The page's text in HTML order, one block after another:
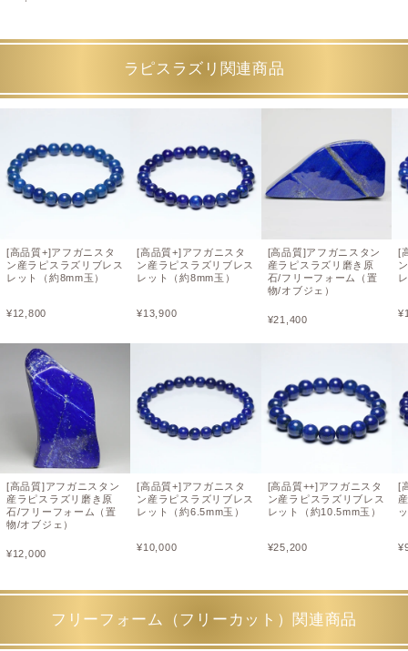
ラピスラズリ関連商品
[高品質+]アフガニスタ
ン産ラピスラズリブレス
レット（約8mm玉）
¥12,800
[高品質]アフガニスタン
産ラピスラズリ磨き原
石/フリーフォーム（置
物/オブジェ）
¥12,000
[高品質+]アフガニスタ
ン産ラピスラズリブレス
レット（約8mm玉）
¥13,900
[高品質+]アフガニスタ
ン産ラピスラズリブレス
レット（約6.5mm玉）
¥10,000
[高品質]アフガニスタン
産ラピスラズリ磨き原
石/フリーフォーム（置
物/オブジェ）
¥21,400
[高品質++]アフガニスタ
ン産ラピスラズリブレス
レット（約10.5mm玉）
¥25,200
[
¥
[
¥
フリーフォーム（フリーカット）関連商品